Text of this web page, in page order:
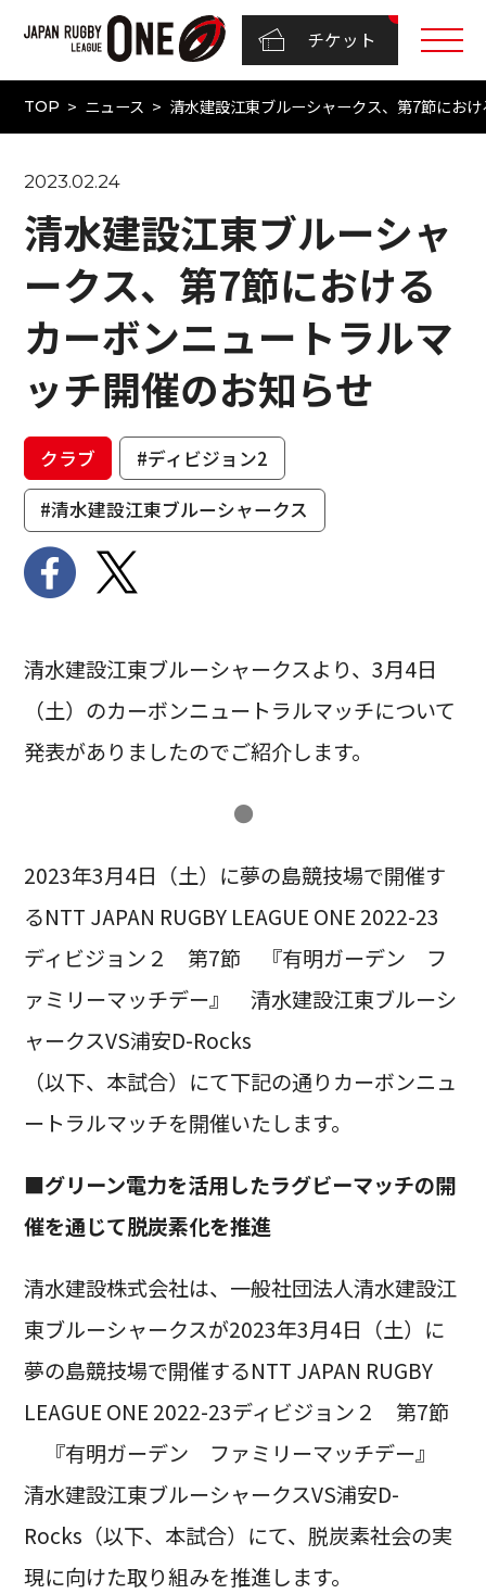
チケット
TOP ニュース 清水建設江東ブルーシャークス、第7節にお
2023.02.24
清水建設江東ブルーシャ
ークス、第7節における
カーボンニュートラルマ
ッチ開催のお知らせ
クラブ
#ディビジョン2
#清水建設江東ブルーシャークス
清水建設江東ブルーシャークスより、3月4日
（土）のカーボンニュートラルマッチについて
発表がありましたのでご紹介します。
●
2023年3月4日（土）に夢の島競技場で開催す
るNTT JAPAN RUGBY LEAGUE ONE 2022-23
ディビジョン２ 第7節 『有明ガーデン フ
ァミリーマッチデー』 清水建設江東ブルーシ
ャークスVS浦安D-Rocks
（以下、本試合）にて下記の通りカーボンニュ
ートラルマッチを開催いたします。
■グリーン電力を活用したラグビーマッチの開
催を通じて脱炭素化を推進
清水建設株式会社は、一般社団法人清水建設江
東ブルーシャークスが2023年3月4日（土）に
夢の島競技場で開催するNTT JAPAN RUGBY
LEAGUE ONE 2022-23ディビジョン２ 第7節
『有明ガーデン ファミリーマッチデー』
清水建設江東ブルーシャークスVS浦安D-
Rocks（以下、本試合）にて、脱炭素社会の実
現に向けた取り組みを推進します。